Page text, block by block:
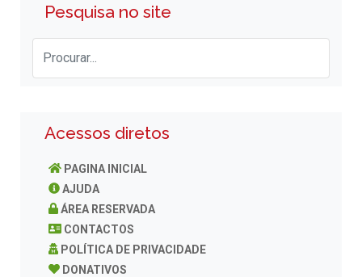
Pesquisa no site
Acessos diretos
PAGINA INICIAL
AJUDA
ÁREA RESERVADA
CONTACTOS
POLÍTICA DE PRIVACIDADE
DONATIVOS